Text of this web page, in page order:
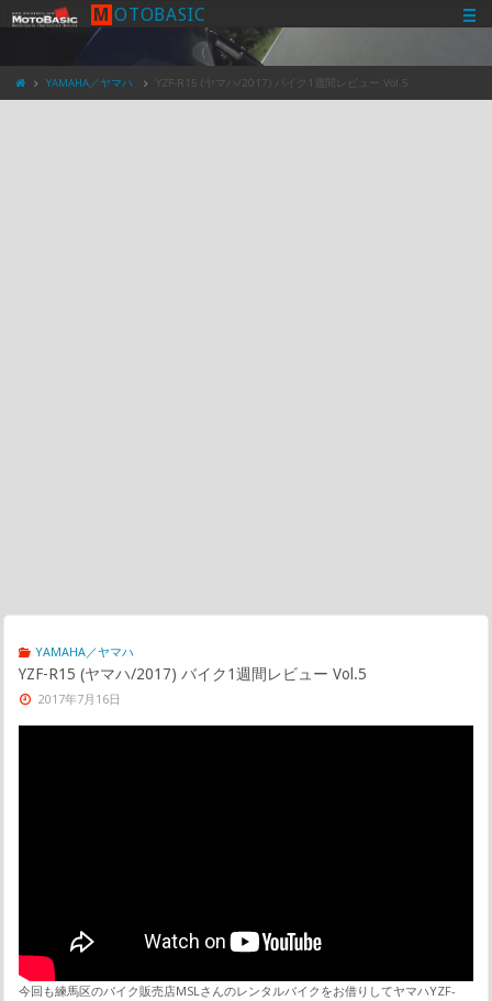
M OTOBASIC
YAMAHA／ヤマハ YZF-R15 (ヤマハ/2017) バイク1週間レビュー Vol.5
YAMAHA／ヤマハ
YZF-R15 (ヤマハ/2017) バイク1週間レビュー Vol.5
2017年7月16日
今回も練馬区のバイク販売店MSLさんのレンタルバイクをお借りしてヤマハYZF-